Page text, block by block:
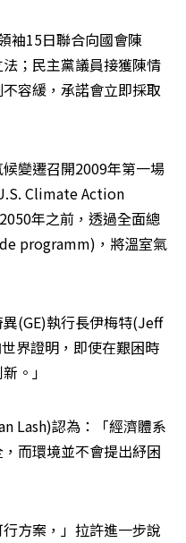
袖15日聯合向國會陳
；民主黨議員接獲陳情
容緩，承諾會立即採取
變遷召開2009年第一場
Climate Action
年之前，透過全面總
programm)，將溫室氣
(GE)執行長伊梅特(Jeff
界證明，即使在艱困時
。」
Lash)認為：「經濟體系
而環境並不會提出紓困
方案，」拉許進一步說